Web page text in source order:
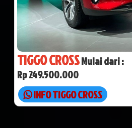
TIGGO CROSSMulai dari :
Rp 249.500.000
INFO TIGGO CROSS